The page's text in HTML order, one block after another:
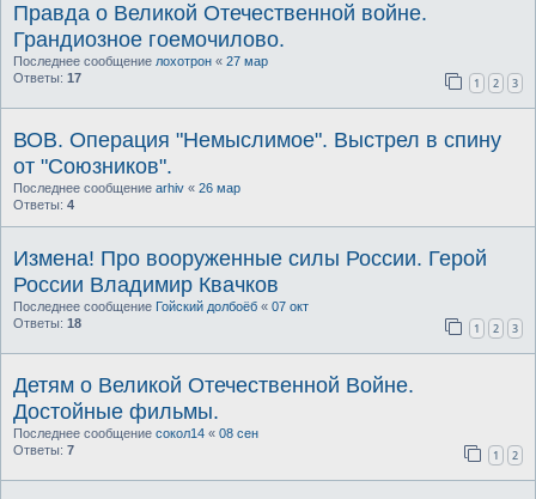
Правда о Великой Отечественной войне.
Грандиозное гоемочилово.
Последнее сообщение лохотрон « 27 мар
Ответы: 17 1 2 3
ВОВ. Операция "Немыслимое". Выстрел в спину
от "Союзников".
Последнее сообщение arhiv « 26 мар
Ответы: 4
Измена! Про вооруженные силы России. Герой
России Владимир Квачков
Последнее сообщение Гойский долбоёб « 07 окт
Ответы: 18 1 2 3
Детям о Великой Отечественной Войне.
Достойные фильмы.
Последнее сообщение сокол14 « 08 сен
Ответы: 7 1 2